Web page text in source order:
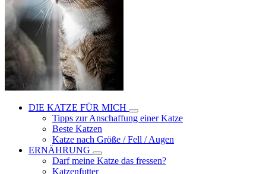
DIE KATZE FÜR MICH
Tipps zur Anschaffung einer Katze
Beste Katzen
Katze nach Größe / Fell / Augen
ERNÄHRUNG
Darf meine Katze das fressen?
Katzenfutter